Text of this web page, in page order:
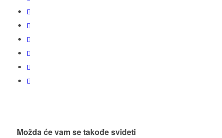
Možda će vam se takođe svideti